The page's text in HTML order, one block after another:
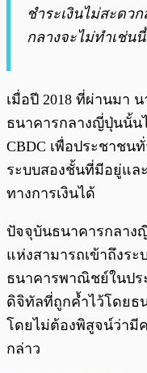
ชำระเงินไม่สะดว
กลางจะไม่ทำเช่นนี้
เมื่อปี 2018 ที่ผ่านมา
ธนาคารกลางญี่ปุ่นนั้น
CBDC เพื่อประชาชน
ระบบสองชั้นที่มีอยู่แล
ทางการเงินได้
ปัจจุบันธนาคารกลาง
แห่งสามารถเข้าถึงระ
ธนาคารพาณิชย์ในปร
ดิจิทัลที่ถูกค้ำไว้โดยธ
โดยไม่ต้องพิสูจน์ว่ามี
กล่าว